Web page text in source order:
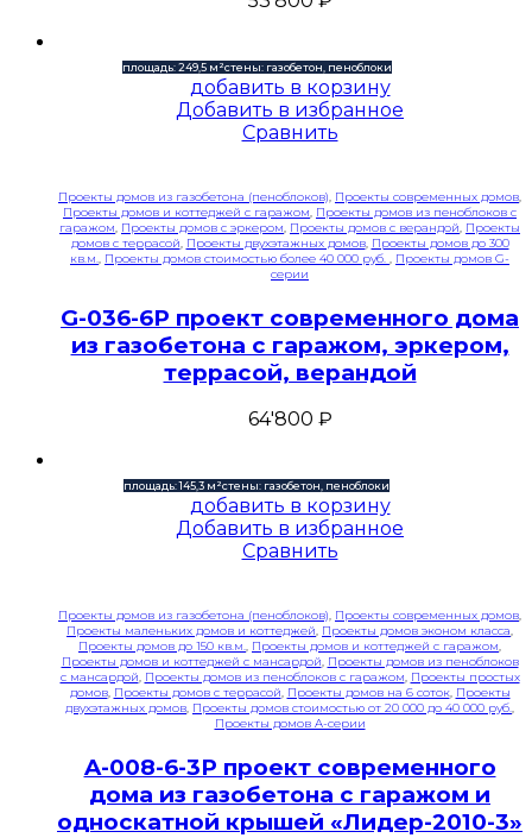
площадь: 249,5 м²стены: газобетон, пеноблоки
добавить в корзину
Добавить в избранное
Сравнить
Проекты домов из газобетона (пеноблоков), Проекты современных домов,
Проекты домов и коттеджей с гаражом, Проекты домов из пеноблоков с
гаражом, Проекты домов с эркером, Проекты домов с верандой, Проекты
домов с террасой, Проекты двухэтажных домов, Проекты домов до 300
кв.м., Проекты домов стоимостью более 40 000 руб. , Проекты домов G-
серии
G-036-6P проект современного дома
из газобетона с гаражом, эркером,
террасой, верандой
64'800 ₽
площадь: 145,3 м²стены: газобетон, пеноблоки
добавить в корзину
Добавить в избранное
Сравнить
Проекты домов из газобетона (пеноблоков), Проекты современных домов,
Проекты маленьких домов и коттеджей, Проекты домов эконом класса,
Проекты домов до 150 кв.м., Проекты домов и коттеджей с гаражом,
Проекты домов и коттеджей с мансардой, Проекты домов из пеноблоков
с мансардой, Проекты домов из пеноблоков с гаражом, Проекты простых
домов, Проекты домов с террасой, Проекты домов на 6 соток, Проекты
двухэтажных домов, Проекты домов стоимостью от 20 000 до 40 000 руб.,
Проекты домов A-серии
A-008-6-3P проект современного
дома из газобетона с гаражом и
односкатной крышей «Лидер-2010-3»